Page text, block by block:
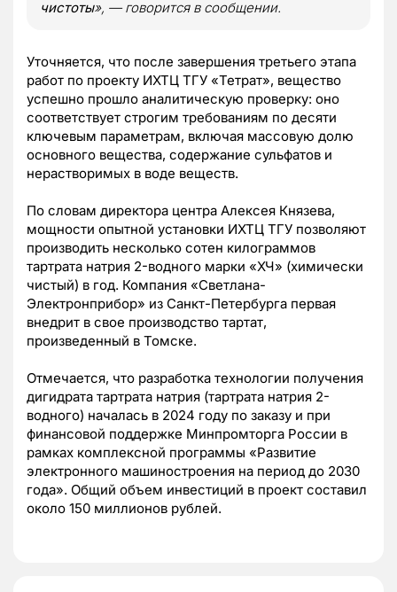
чистоты», — говорится в сообщении.
Уточняется, что после завершения третьего этапа
работ по проекту ИХТЦ ТГУ «Тетрат», вещество
успешно прошло аналитическую проверку: оно
соответствует строгим требованиям по десяти
ключевым параметрам, включая массовую долю
основного вещества, содержание сульфатов и
нерастворимых в воде веществ.
По словам директора центра Алексея Князева,
мощности опытной установки ИХТЦ ТГУ позволяют
производить несколько сотен килограммов
тартрата натрия 2-водного марки «ХЧ» (химически
чистый) в год. Компания «Светлана-
Электронприбор» из Санкт-Петербурга первая
внедрит в свое производство тартат,
произведенный в Томске.
Отмечается, что разработка технологии получения
дигидрата тартрата натрия (тартрата натрия 2-
водного) началась в 2024 году по заказу и при
финансовой поддержке Минпромторга России в
рамках комплексной программы «Развитие
электронного машиностроения на период до 2030
года». Общий объем инвестиций в проект составил
около 150 миллионов рублей.